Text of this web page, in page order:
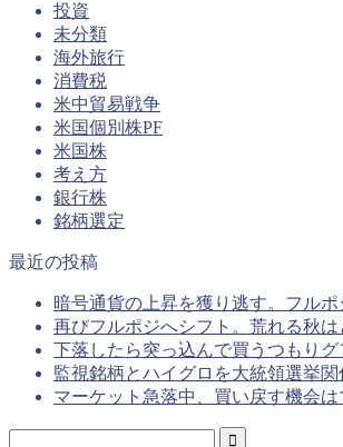
投資
未分類
海外旅行
消費税
米中貿易戦争
米国個別株PF
米国株
考え方
銀行株
銘柄選定
最近の投稿
暗号通貨の上昇を獲り逃す。フルポ
再びフルポジへシフト。荒れる秋は
下落したら突っ込んで買うつもりグ
監視銘柄とハイグロを大統領選挙関
マーケット急落中、買い戻す機会は